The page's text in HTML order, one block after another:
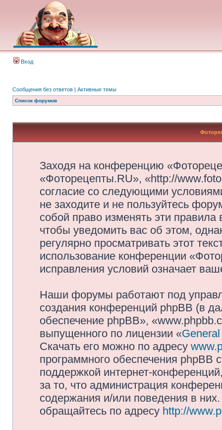
Вход
Сообщения без ответов | Активные темы
Список форумов
Заходя на конференцию
«Фоторецепты.RU», «http://
согласие со следующими
не заходите и не пользуйтесь
собой право изменять эти
чтобы уведомить вас об этом,
регулярно просматривать этот
использование конференции
исправления условий означает
Наши форумы работают под
создания конференций phpBB (в
обеспечение phpBB»,
выпущенного по лицензии «
Скачать его можно по адресу
программного обеспечения phpBB
поддержкой интернет-
за то, что администрация
содержания и/или поведения в
обращайтесь по адресу http://